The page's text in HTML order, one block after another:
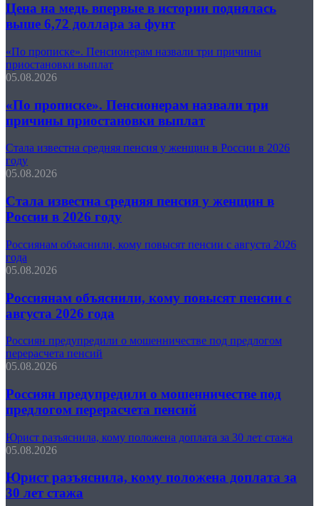
Цена на медь впервые в истории поднялась
выше 6,72 доллара за фунт
«По прописке». Пенсионерам назвали три причины
приостановки выплат
05.08.2026
«По прописке». Пенсионерам назвали три
причины приостановки выплат
Стала известна средняя пенсия у женщин в России в 2026
году
05.08.2026
Стала известна средняя пенсия у женщин в
России в 2026 году
Россиянам объяснили, кому повысят пенсии с августа 2026
года
05.08.2026
Россиянам объяснили, кому повысят пенсии с
августа 2026 года
Россиян предупредили о мошенничестве под предлогом
перерасчета пенсий
05.08.2026
Россиян предупредили о мошенничестве под
предлогом перерасчета пенсий
Юрист разъяснила, кому положена доплата за 30 лет стажа
05.08.2026
Юрист разъяснила, кому положена доплата за
30 лет стажа